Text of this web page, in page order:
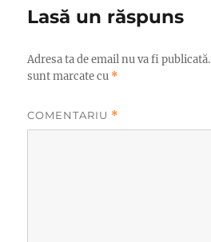
Lasă un răspuns
Adresa ta de email nu va fi publicată.
sunt marcate cu *
COMENTARIU *